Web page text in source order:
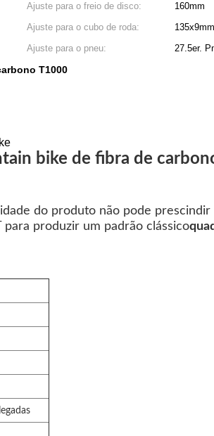
Ajuste para o freio de disco:
160mm
Ajuste para o cubo de roda:
Ajuste para o pneu:
27.5er.
T1000
bike de fibra de
do produto não pode
produzir um padrão clássico